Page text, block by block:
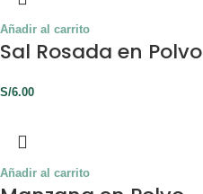
Añadir al carrito
Sal Rosada en Polvo
S/6.00
Añadir al carrito